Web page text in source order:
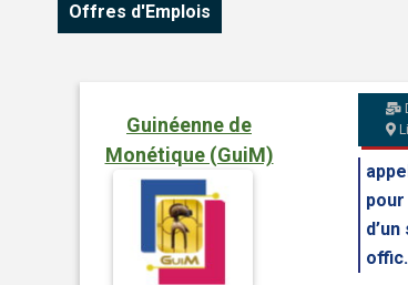
Offres d'Emplois
Guinéenne de
Monétique (GuiM)